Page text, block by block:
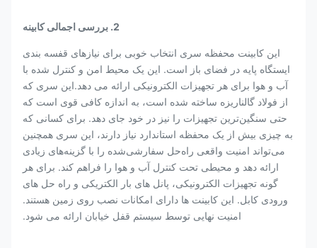
2. بررسی اجمالی کابینه
این کابینت محفظه سری انتخاب خوبی برای نیازهای قفسه بندی
ایستگاه پایه در فضای باز است. این یک محیط امن و کنترل شده با
آب و هوا برای هر تجهیزات الکترونیکی ارائه می دهد.این سری که
از فولاد گالناریزه ساخته شده است، به اندازه کافی قوی است که
حتی سنگین‌ترین تجهیزات را نیز در خود جای دهد. برای کسانی که
به چیزی بیش از یک محفظه استاندارد نیاز دارند، این سری همچنین
می‌تواند امنیت واقعی راه‌حل سفارشی‌شده را با گزینه‌های زیادی
ارائه دهد و محیطی تحت کنترل آب و هوا را فراهم کند. برای هر
گونه تجهیزات الکترونیکی، پانل های بار الکتریکی و راه حل های
ورودی کابل. این کابینت ها دارای امکانات نصب روی زمین هستند.
امنیت نهایی توسط سیستم قفل خیابان ارائه می شود.